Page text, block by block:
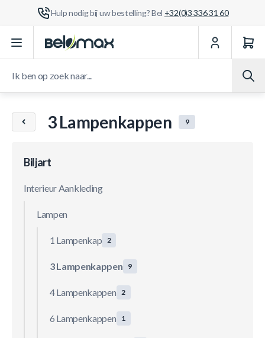
Hulp nodig bij uw bestelling? Bel +32(0)3 336 31 60
Ga naar de inhoud
3 Lampenkappen 9
Biljart
Interieur Aankleding
Lampen
1 Lampenkap 2
3 Lampenkappen 9
4 Lampenkappen 2
6 Lampenkappen 1